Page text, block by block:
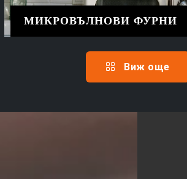
МИКРОВЪЛНОВИ ФУРНИ
Виж още